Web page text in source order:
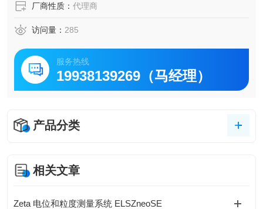
厂商性质： 代理商
访问量： 285
服务热线
19938139269（马经理）
产品分类
相关文章
Zeta 电位和粒度测量系统 ELSZneoSE